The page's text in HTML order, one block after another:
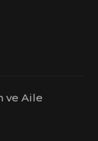
ve Aile